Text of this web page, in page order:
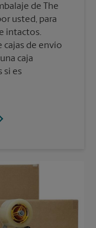
de The
usted, para
intactos.
cajas de envío
caja
si es